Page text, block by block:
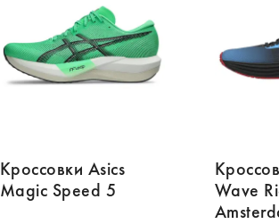
Кроссовки Asics
Magic Speed 5
Wave